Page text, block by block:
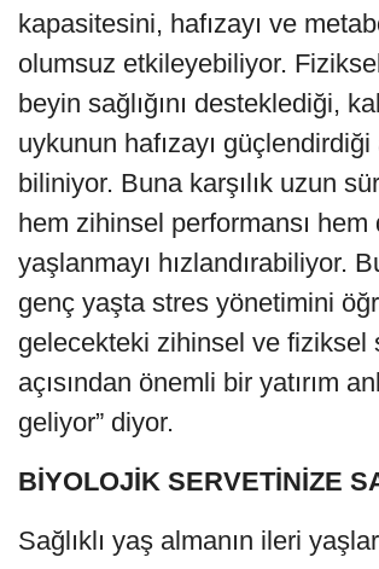
kapasitesini, hafızayı ve
olumsuz etkileyebiliyor.
beyin sağlığını desteklediği,
uykunun hafızayı güçlendirdiği
biliniyor. Buna karşılık uzun
hem zihinsel performansı
yaşlanmayı hızlandırabiliyor.
genç yaşta stres yönetimini
gelecekteki zihinsel ve fiziksel
açısından önemli bir yatırım
geliyor” diyor.
BİYOLOJİK SERVETİNİZE
Sağlıklı yaş almanın ileri